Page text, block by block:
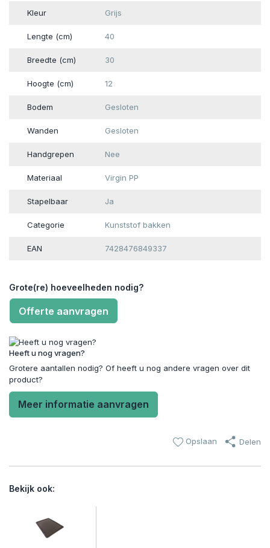
Kleur Grijs
Lengte (cm) 40
Breedte (cm) 30
Hoogte (cm) 12
Bodem Gesloten
Wanden Gesloten
Handgrepen Nee
Materiaal Virgin PP
Stapelbaar Ja
Categorie Kunststof bakken
EAN 7428476849337
Grote(re) hoeveelheden nodig?
Offerte aanvragen
Heeft u nog vragen?
Grotere aantallen nodig? Of heeft u nog andere vragen over dit
product?
Meer informatie aanvragen
Opslaan Delen
Bekijk ook: